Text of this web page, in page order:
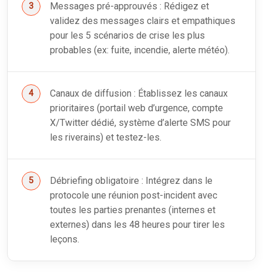
Messages pré-approuvés : Rédigez et
validez des messages clairs et empathiques
pour les 5 scénarios de crise les plus
probables (ex: fuite, incendie, alerte météo).
Canaux de diffusion : Établissez les canaux
prioritaires (portail web d’urgence, compte
X/Twitter dédié, système d’alerte SMS pour
les riverains) et testez-les.
Débriefing obligatoire : Intégrez dans le
protocole une réunion post-incident avec
toutes les parties prenantes (internes et
externes) dans les 48 heures pour tirer les
leçons.